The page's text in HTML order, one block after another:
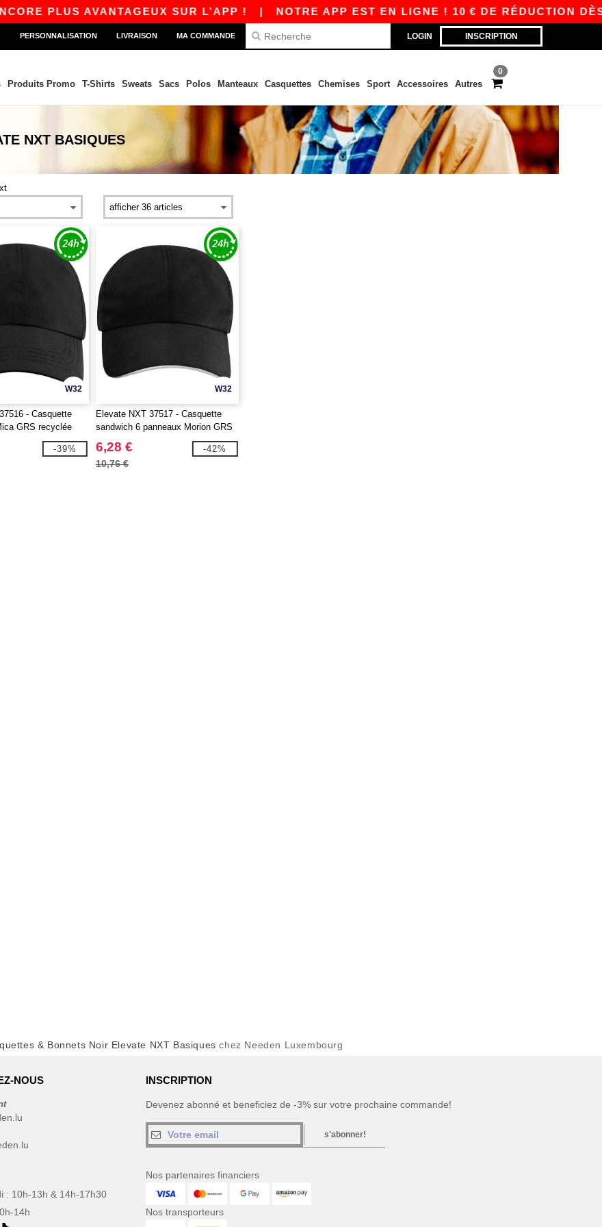
PLUS AVANTAGEUX SUR L’APP !| NOTRE APP EST EN LIGNE ! 10 € DE RÉDUCTION DÈS
LOGIN INSCRIPTION
PERSONNALISATION LIVRAISON MA COMMANDE
0
Produits Promo T-Shirts Sweats Sacs Polos Manteaux Casquettes Chemises Sport Accessoires Autres
NXT BASIQUES
W32
- Casquette
GRS recyclée
-39%
W32
Elevate NXT 37517 - Casquette
sandwich 6 panneaux Morion GRS
recyclée ajustable
6,28 €
10,76 €
-42%
& Bonnets Noir Elevate NXT Basiques chez Needen Luxembourg
NOUS
: 10h-13h & 14h-17h30
14h
INSCRIPTION
Devenez abonné et beneficiez de -3% sur votre prochaine commande!
s'abonner!
Nos partenaires financiers
Nos transporteurs